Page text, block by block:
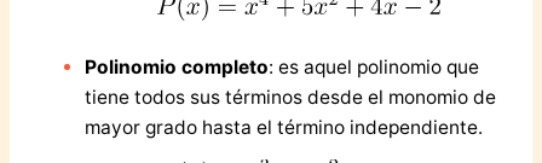
Polinomio completo: es aquel polinomio que
tiene todos sus términos desde el monomio de
mayor grado hasta el término independiente.